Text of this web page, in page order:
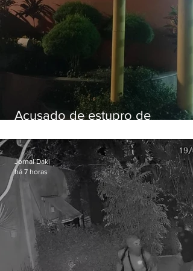
Acusado de estupro de
Jornal Daki
há 7 horas